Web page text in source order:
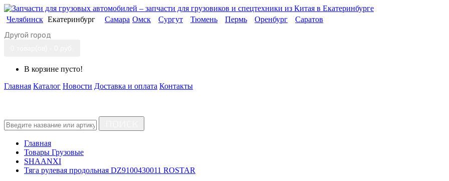
Челябинск Екатеринбург Самара Омск Сургут Тюмень Пермь Оренбург Саратов
Другой город
В корзине пусто!
Главная Каталог Новости Доставка и оплата Контакты
Главная
Товары Грузовые
SHAANXI
Тяга рулевая продольная DZ9100430011 ROSTAR